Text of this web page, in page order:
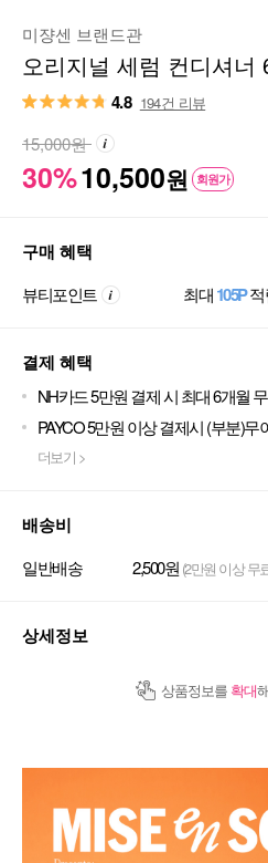
미쟝센 브랜드관
오리지널 세럼 컨디셔너
4.8 194건 리뷰
30%10,500원 회원가
15,000원
구매 혜택
뷰티포인트 최대105P적
결제 혜택
NH카드 5만원 결제 시 최대 6개월
PAYCO 5만원 이상 결제시 (부분)무
더보기 >
배송비
일반배송 2,500원 (2만원 이상 무
상세정보
상품정보를 확대